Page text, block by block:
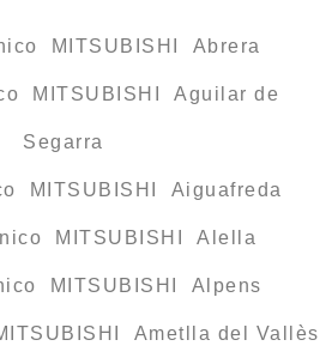
MITSUBISHI Abrera
MITSUBISHI Aguilar de
Segarra
MITSUBISHI Aiguafreda
MITSUBISHI Alella
MITSUBISHI Alpens
Ametlla del Vallès